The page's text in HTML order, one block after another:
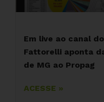
Em live ao canal do
Fattorelli aponta
de MG ao Propag
ACESSE »